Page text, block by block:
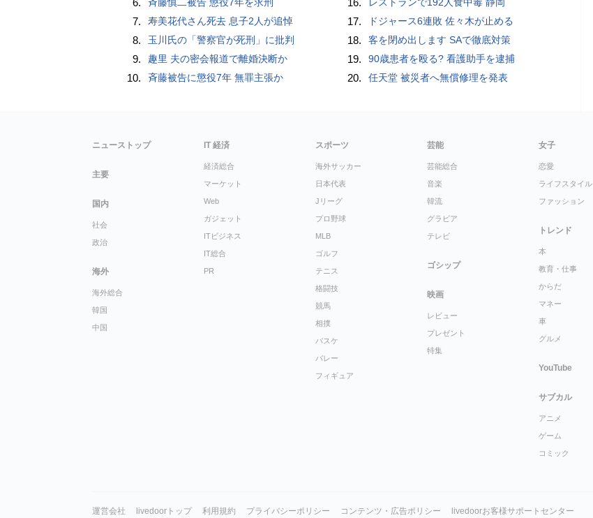
6. 斉藤慎二被告 懲役7年を求刑
7. 寿美花代さん死去 息子2人が追悼
8. 玉川氏の「警察官が死刑」に批判
9. 趣里 夫の密会報道で離婚決断か
10. 斉藤被告に懲役7年 無罪主張か
16. レストランで192人食中毒 静岡
17. ドジャース6連敗 佐々木が止める
18. 客を閉め出します SAで徹底対策
19. 90歳患者を殴る? 看護助手を逮捕
20. 任天堂 被災者へ無償修理を発表
ニューストップ
主要
国内
社会
政治
海外
海外総合
韓国
中国
IT 経済
経済総合
マーケット
Web
ガジェット
ITビジネス
IT総合
PR
スポーツ
海外サッカー
日本代表
Jリーグ
プロ野球
MLB
ゴルフ
テニス
格闘技
競馬
相撲
バスケ
バレー
フィギュア
芸能
芸能総合
音楽
韓流
グラビア
テレビ
ゴシップ
映画
レビュー
プレゼント
特集
女子
恋愛
ライフスタイル
ファッション
トレンド
本
教育・仕事
からだ
マネー
車
グルメ
YouTube
サブカル
アニメ
ゲーム
コミック
運営会社 livedoorトップ 利用規約 プライバシーポリシー コンテンツ・広告ポリシー livedoorお客様サポートセンター